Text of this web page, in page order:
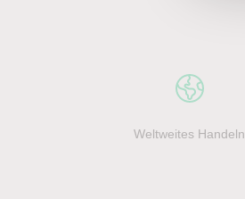
Weltweites Handeln